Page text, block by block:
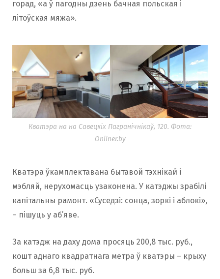
горад, «а ў пагодны дзень бачная польская і
літоўская мяжа».
Кватэра на на Савецкіх Пагранічнікаў, 120. Фота:
Onliner.by
Кватэра ўкамплектавана бытавой тэхнікай і
мэбляй, нерухомасць узаконена. У катэджы зрабілі
капітальны рамонт. «Суседзі: сонца, зоркі і аблокі»,
– пішуць у аб’яве.
За катэдж на даху дома просяць 200,8 тыс. руб.,
кошт аднаго квадратнага метра ў кватэры – крыху
больш за 6,8 тыс. руб.